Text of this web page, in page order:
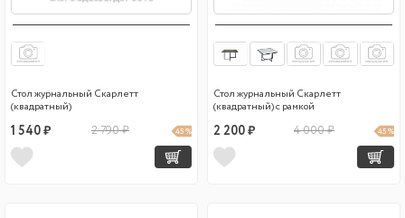
Стол журнальный Скарлетт
(квадратный)
1 540 ₽ 2 790 ₽ 45 %
Стол журнальный Скарлетт
(квадратный) с рамкой
2 200 ₽ 4 000 ₽ 45 %